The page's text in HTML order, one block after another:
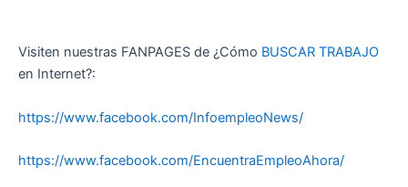
Visiten nuestras FANPAGES de ¿Cómo BUSCAR TRABAJO
en Internet?:
https://www.facebook.com/InfoempleoNews/
https://www.facebook.com/EncuentraEmpleoAhora/